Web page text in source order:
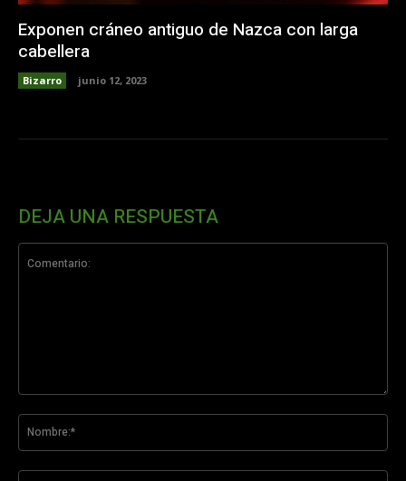
Exponen cráneo antiguo de Nazca con larga
cabellera
Bizarro junio 12, 2023
DEJA UNA RESPUESTA